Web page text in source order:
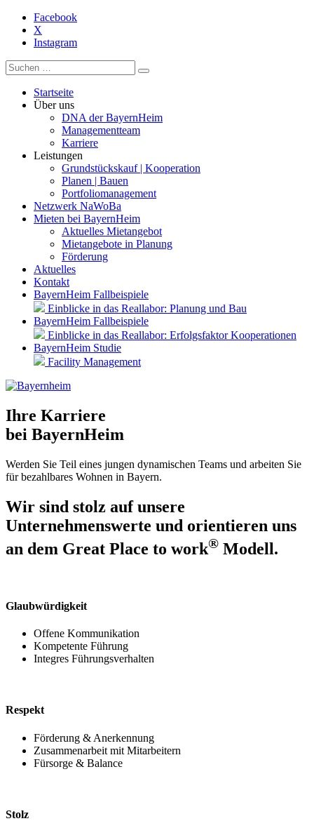
Facebook
X
Instagram
Startseite
Über uns
DNA der BayernHeim
Managementteam
Karriere
Leistungen
Grundstückskauf | Kooperation
Planen | Bauen
Portfoliomanagement
Netzwerk NaWoBa
Mieten bei BayernHeim
Aktuelles Mietangebot
Mietangebote in Planung
Förderung
Aktuelles
Kontakt
BayernHeim Fallbeispiele
Einblicke in das Reallabor: Planung und Bau
BayernHeim Fallbeispiele
Einblicke in das Reallabor: Erfolgsfaktor Kooperationen
BayernHeim Studie
Facility Management
Ihre Karriere
bei BayernHeim
Werden Sie Teil eines jungen dynamischen Teams und arbeiten Sie
für bezahlbares Wohnen in Bayern.
Wir sind stolz auf unsere
Unternehmenswerte und orientieren uns
an dem Great Place to work® Modell.
Glaubwürdigkeit
Offene Kommunikation
Kompetente Führung
Integres Führungsverhalten
Respekt
Förderung & Anerkennung
Zusammenarbeit mit Mitarbeitern
Fürsorge & Balance
Stolz